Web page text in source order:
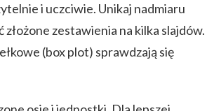
i uczciwie. Unikaj nadmiaru
zestawienia na kilka slajdów.
(box plot) sprawdzają się